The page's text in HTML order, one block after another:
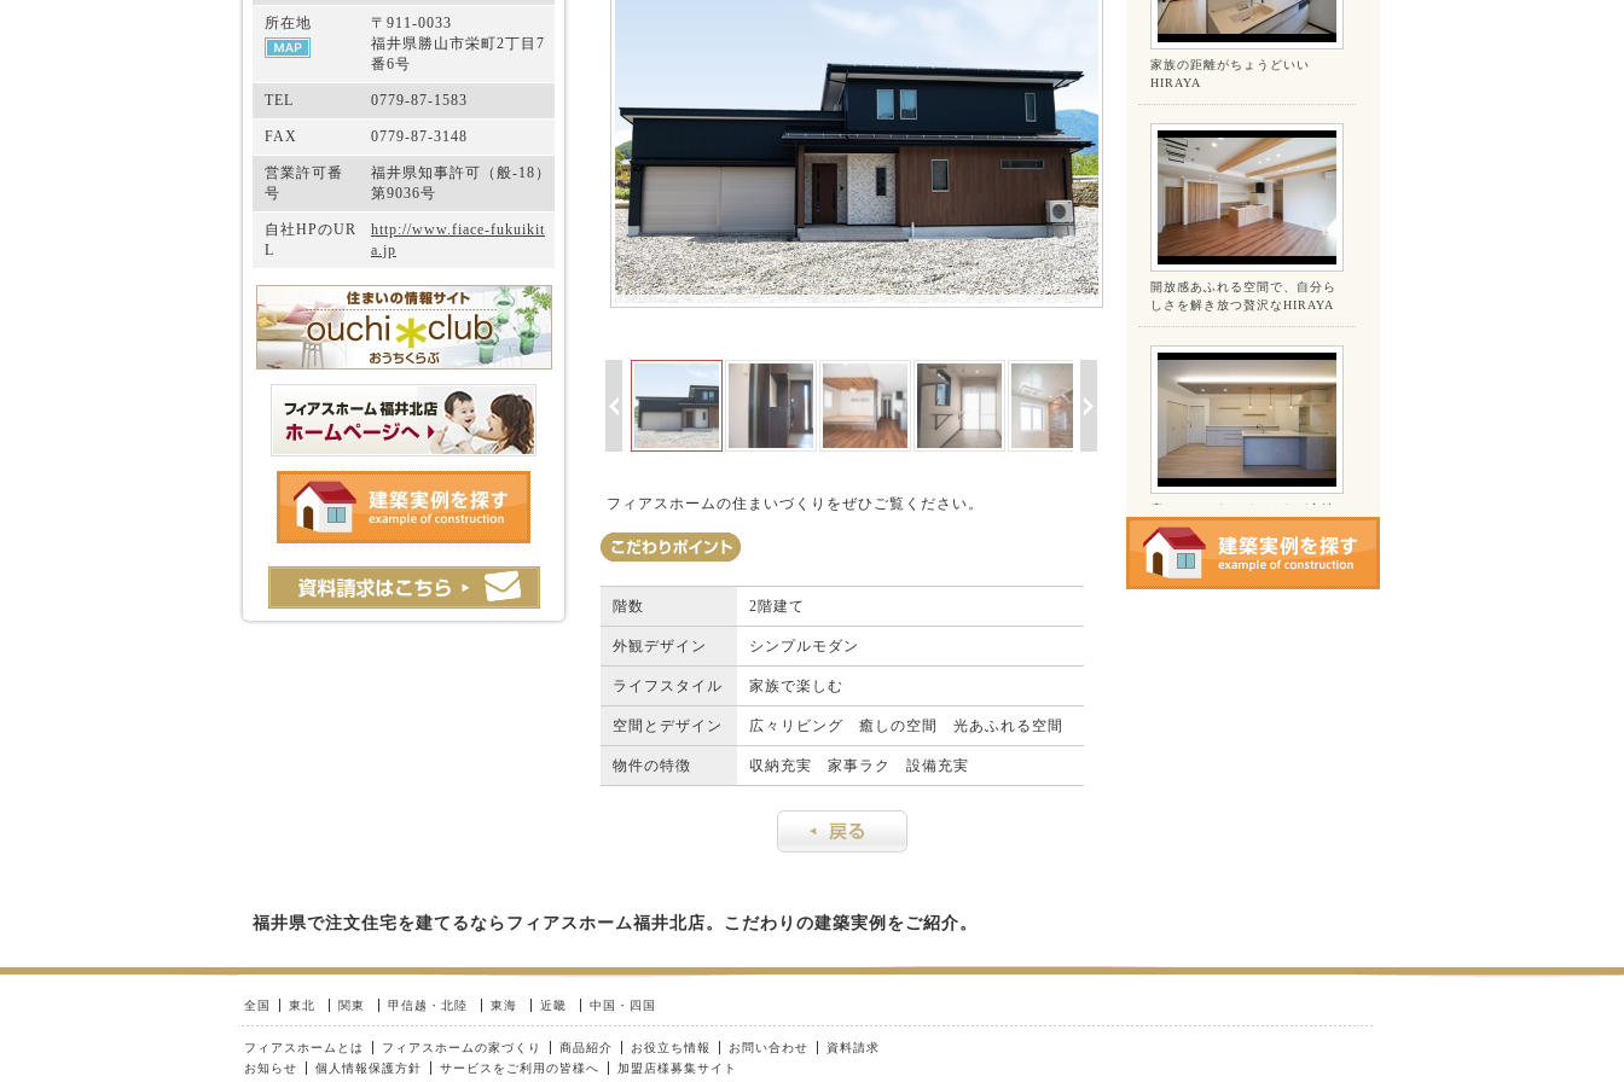
所在地
〒911-0033
福井県勝山市栄町2丁目7
番6号
TEL 0779-87-1583
FAX 0779-87-3148
営業許可番
号
福井県知事許可（般-18）
第9036号
自社HPのUR
L
http://www.fiace-fukuikit
a.jp
フィアスホームの住まいづくりをぜひご覧ください。
階数 2階建て
外観デザイン シンプルモダン
ライフスタイル 家族で楽しむ
空間とデザイン 広々リビング 癒しの空間 光あふれる空間
物件の特徴 収納充実 家事ラク 設備充実
家族の距離がちょうどいい
HIRAYA
開放感あふれる空間で、自分ら
しさを解き放つ贅沢なHIRAYA
広いLDK&ウッドデッキが心地
よいお家。
室のあるお家。
福井県で注文住宅を建てるならフィアスホーム福井北店。こだわりの建築実例をご紹介。
全国 東北 関東 甲信越・北陸 東海 近畿 中国・四国
フィアスホームとは フィアスホームの家づくり 商品紹介 お役立ち情報 お問い合わせ
資料請求
お知らせ
個人情報保護方針 サービスをご利用の皆様へ 加盟店様募集サイト